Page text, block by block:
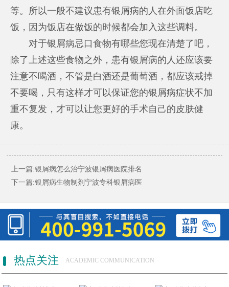
等。所以一般不建议患有银屑病的人在外面饭店吃
饭，因为饭店在做饭的时候都会加入这些调料。
对于银屑病忌口食物有哪些您现在清楚了吧，
除了上述这些食物之外，患有银屑病的人还应该要
注意不喝酒，不管是白酒还是葡萄酒，都应该戒掉
不要喝，只有这样才可以保证您的银屑病症状不加
重不复发，才可以让您更好的手术自己的皮肤健
康。
上一篇:银屑病怎么治宁波银屑病医院排名
下一篇:银屑病生物制剂宁波专科银屑病医
热点关注 ACADEMIC COMMUNICATION